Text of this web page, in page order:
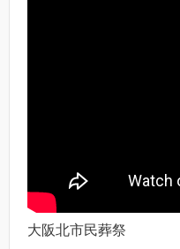
大阪北市民葬祭